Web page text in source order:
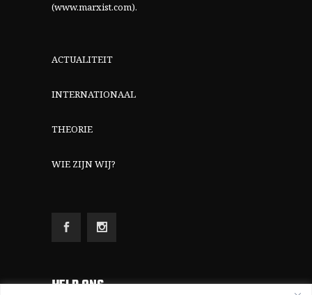
(www.marxist.com).
ACTUALITEIT
INTERNATIONAAL
THEORIE
WIE ZIJN WIJ?
HELP ONS